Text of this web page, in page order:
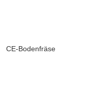
CE-Bodenfräse